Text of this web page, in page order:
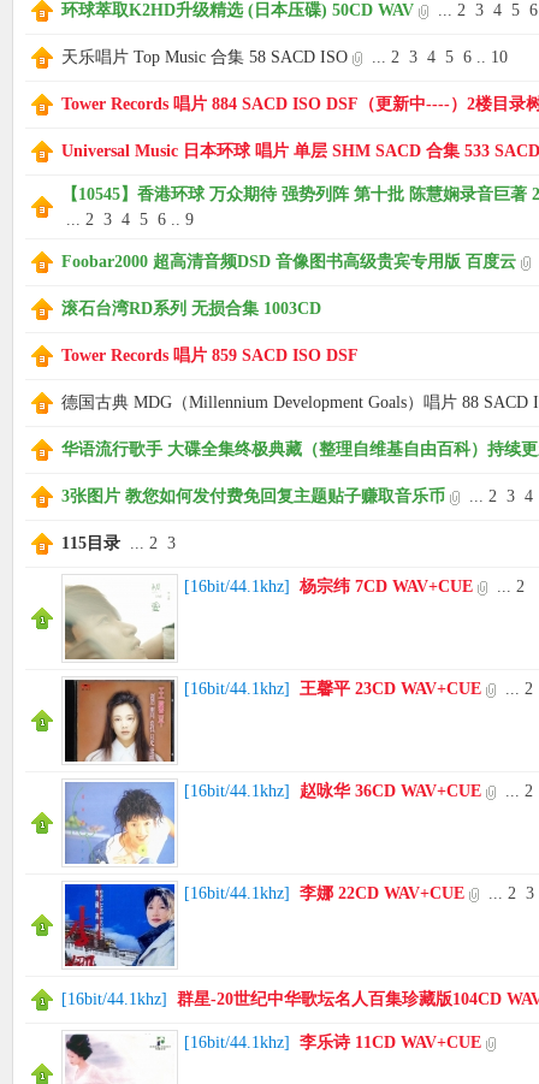
环球萃取K2HD升级精选 (日本压碟) 50CD WAV ... 2 3 4 5 6
天乐唱片 Top Music 合集 58 SACD ISO ... 2 3 4 5 6 .. 10
Tower Records 唱片 884 SACD ISO DSF（更新中----）2楼目录
Universal Music 日本环球 唱片 单层 SHM SACD 合集 533
【10545】香港环球 万众期待 强势列阵 第十批 陈慧娴录音巨著
... 2 3 4 5 6 .. 9
Foobar2000 超高清音频DSD 音像图书高级贵宾专用版 百度云
滚石台湾RD系列 无损合集 1003CD
Tower Records 唱片 859 SACD ISO DSF
德国古典 MDG（Millennium Development Goals）唱片 88 SACD
华语流行歌手 大碟全集终极典藏（整理自维基自由百科）持续
3张图片 教您如何发付费免回复主题贴子赚取音乐币 ... 2 3 4
115目录 ... 2 3
[16bit/44.1khz] 杨宗纬 7CD WAV+CUE ... 2
[16bit/44.1khz] 王馨平 23CD WAV+CUE ... 2
[16bit/44.1khz] 赵咏华 36CD WAV+CUE ... 2
[16bit/44.1khz] 李娜 22CD WAV+CUE ... 2 3
[16bit/44.1khz] 群星-20世纪中华歌坛名人百集珍藏版104CD
[16bit/44.1khz] 李乐诗 11CD WAV+CUE